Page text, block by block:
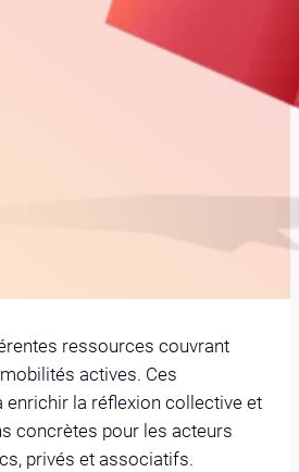
ressources couvrant
actives. Ces
enrichir la réflexion collective et
concrètes pour les acteurs
privés et associatifs.